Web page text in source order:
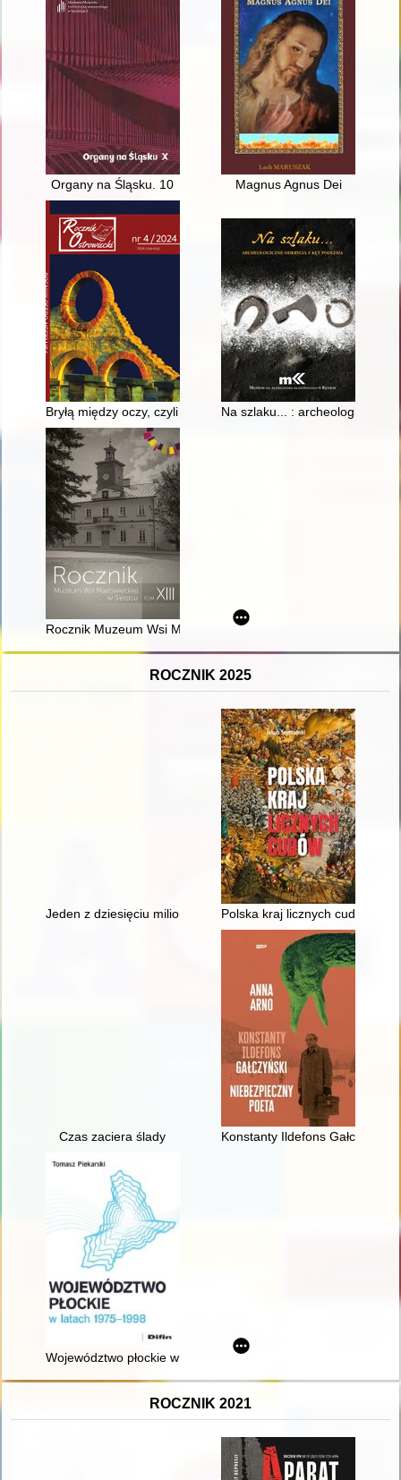
Organy na Śląsku. 10 Magnus Agnus Dei
Bryłą między oczy, czyli Spór historyka z regionalistą
Na szlaku... : archeologiczne
Rocznik Muzeum Wsi Mazowieckiej w Sierpcu. T. 13 (2024)
ROCZNIK 2025
Jeden z dziesięciu milionów Polska kraj licznych cudów
Czas zaciera ślady Konstanty Ildefons Gałczyński
Województwo płockie w latach 1975-1998
ROCZNIK 2021